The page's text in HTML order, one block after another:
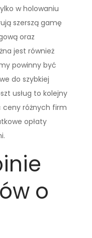
w holowaniu
szerszą gamę
oraz
jest również
powinny być
do szybkiej
usług to kolejny
ceny różnych firm
opłaty
o